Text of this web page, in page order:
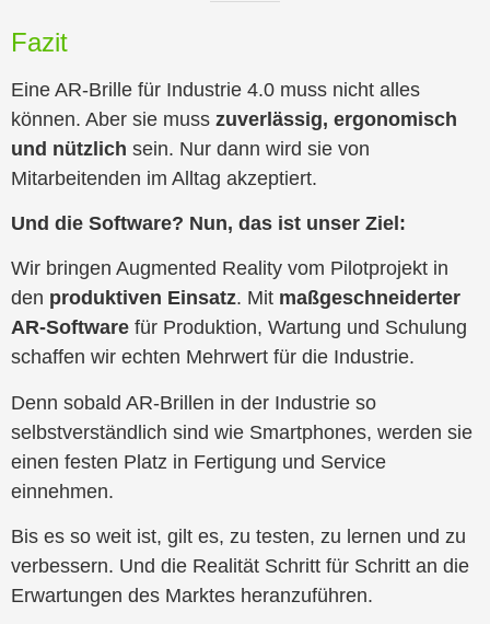
Fazit
Eine AR-Brille für Industrie 4.0 muss nicht alles
können. Aber sie muss zuverlässig, ergonomisch
und nützlich sein. Nur dann wird sie von
Mitarbeitenden im Alltag akzeptiert.
Und die Software? Nun, das ist unser Ziel:
Wir bringen Augmented Reality vom Pilotprojekt in
den produktiven Einsatz. Mit maßgeschneiderter
AR-Software für Produktion, Wartung und Schulung
schaffen wir echten Mehrwert für die Industrie.
Denn sobald AR-Brillen in der Industrie so
selbstverständlich sind wie Smartphones, werden sie
einen festen Platz in Fertigung und Service
einnehmen.
Bis es so weit ist, gilt es, zu testen, zu lernen und zu
verbessern. Und die Realität Schritt für Schritt an die
Erwartungen des Marktes heranzuführen.